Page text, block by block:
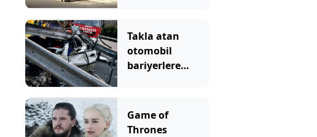
sonra yeniden
buluştular
Takla atan
otomobil
bariyerlere
Game of
Thrones